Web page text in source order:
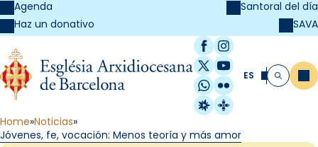
Agenda
Haz un donativo
Santoral del día
SAVA
Facebook
Instagram
X / Twitter
YouTube
WhatsApp
Flickr
Radio Estel
Catalunya
ES Buscar
Home Noticias
Jóvenes, fe, vocación: Menos teoría y más amor